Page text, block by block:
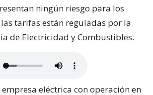
ningún riesgo para los
tarifas están reguladas por la
de Electricidad y Combustibles.
empresa eléctrica con operación en